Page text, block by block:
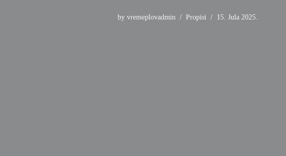
by vremeplovadmin Propisi 15. Jula 2025.